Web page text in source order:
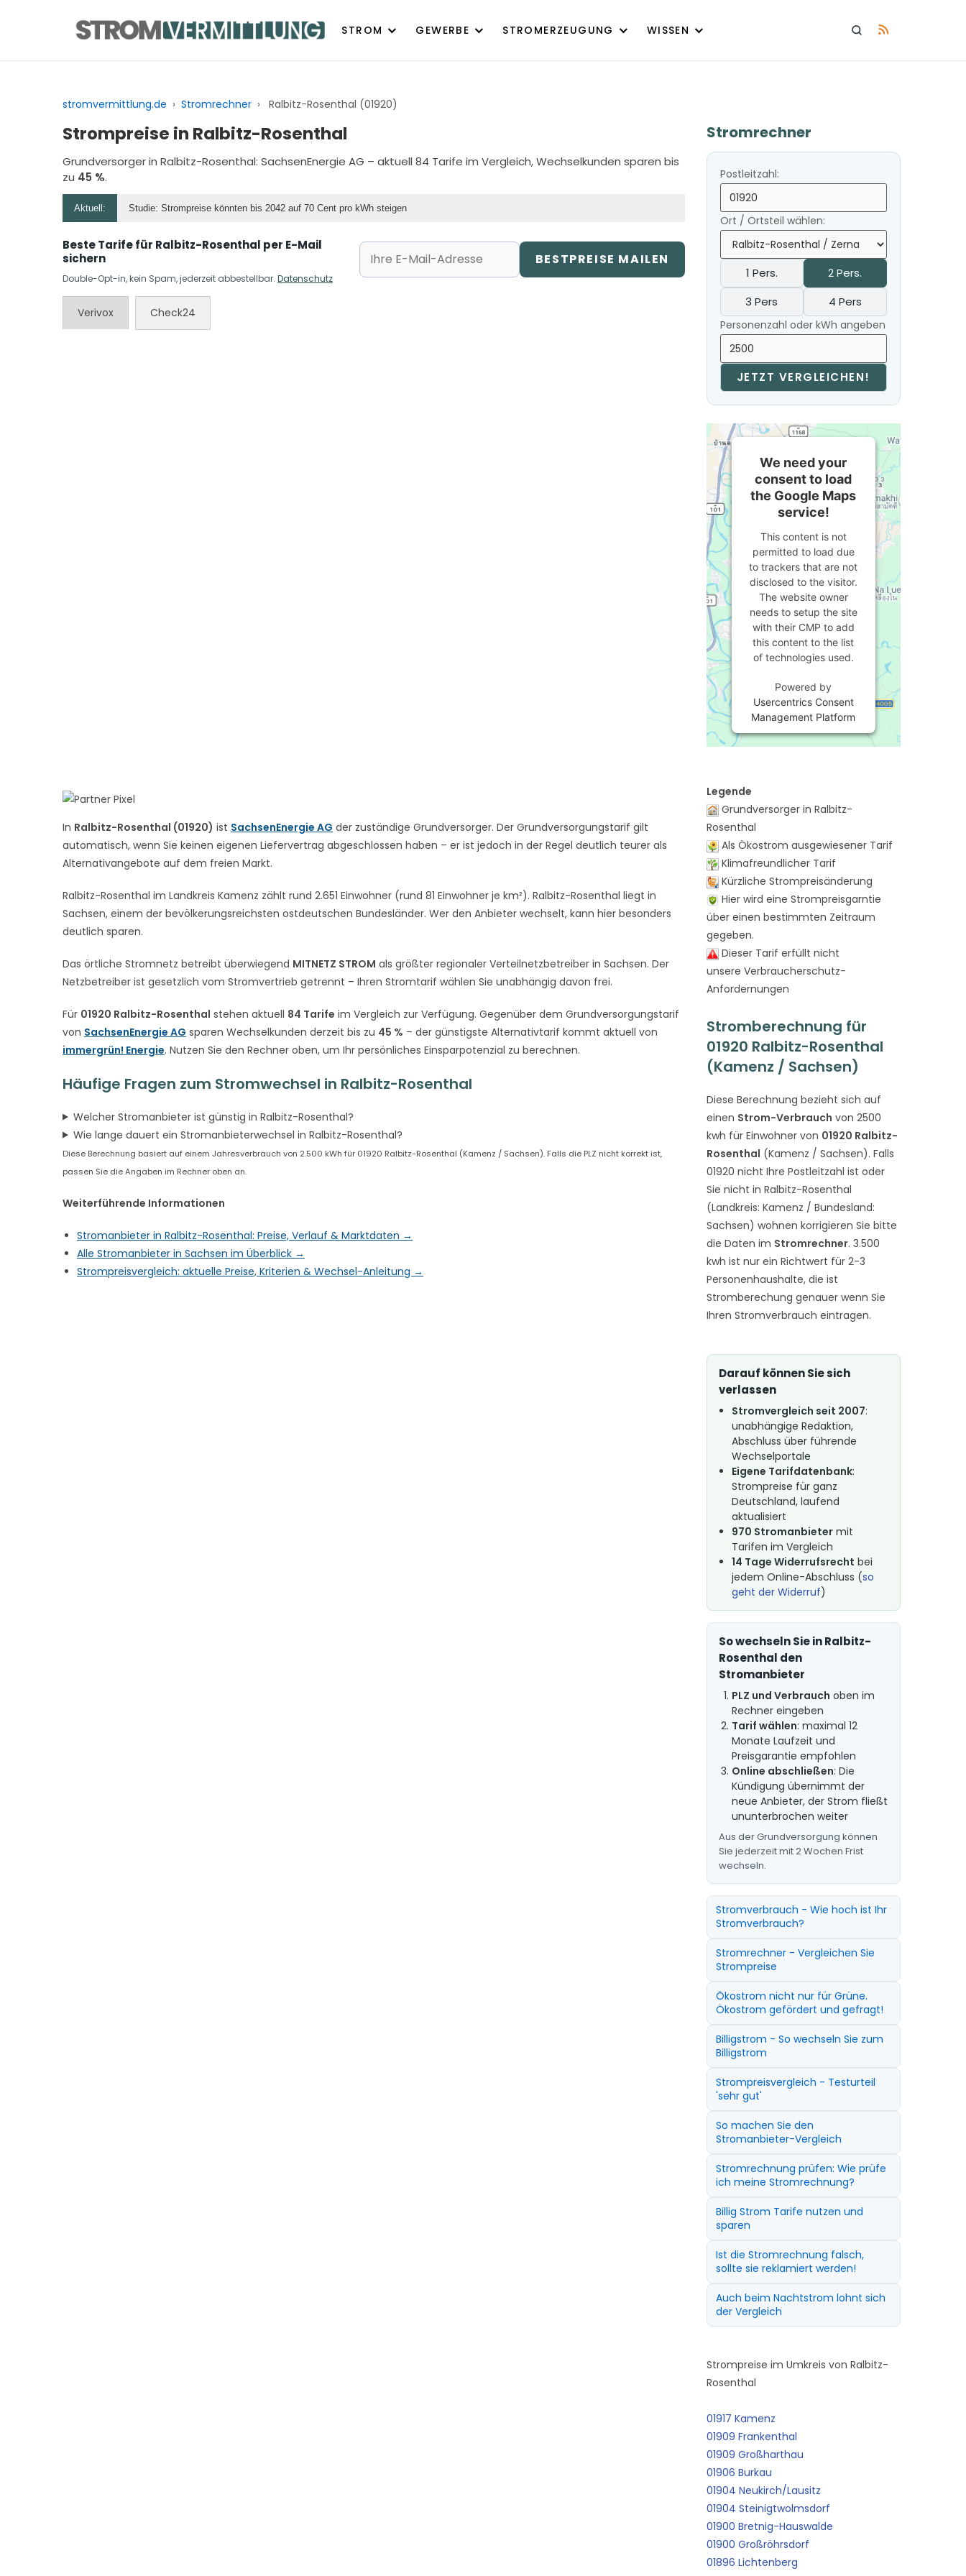
STROM GEWERBE STROMERZEUGUNG WISSEN
stromvermittlung.de › Stromrechner › Ralbitz-Rosenthal (01920)
Strompreise in Ralbitz-Rosenthal
Grundversorger in Ralbitz-Rosenthal: SachsenEnergie AG – aktuell 84 Tarife im Vergleich, Wechselkunden sparen bis
zu 45 %.
In Ralbitz-Rosenthal (01920) ist SachsenEnergie AG der zuständige Grundversorger. Der Grundversorgungstarif gilt
automatisch, wenn Sie keinen eigenen Liefervertrag abgeschlossen haben – er ist jedoch in der Regel deutlich teurer als
Alternativangebote auf dem freien Markt.
Ralbitz-Rosenthal im Landkreis Kamenz zählt rund 2.651 Einwohner (rund 81 Einwohner je km²). Ralbitz-Rosenthal liegt in
Sachsen, einem der bevölkerungsreichsten ostdeutschen Bundesländer. Wer den Anbieter wechselt, kann hier besonders
deutlich sparen.
Das örtliche Stromnetz betreibt überwiegend MITNETZ STROM als größter regionaler Verteilnetzbetreiber in Sachsen. Der
Netzbetreiber ist gesetzlich vom Stromvertrieb getrennt – Ihren Stromtarif wählen Sie unabhängig davon frei.
Für 01920 Ralbitz-Rosenthal stehen aktuell 84 Tarife im Vergleich zur Verfügung. Gegenüber dem Grundversorgungstarif
von SachsenEnergie AG sparen Wechselkunden derzeit bis zu 45 % – der günstigste Alternativtarif kommt aktuell von
immergrün! Energie. Nutzen Sie den Rechner oben, um Ihr persönliches Einsparpotenzial zu berechnen.
Häufige Fragen zum Stromwechsel in Ralbitz-Rosenthal
Welcher Stromanbieter ist günstig in Ralbitz-Rosenthal?
Wie lange dauert ein Stromanbieterwechsel in Ralbitz-Rosenthal?
Diese Berechnung basiert auf einem Jahresverbrauch von 2.500 kWh für 01920 Ralbitz-Rosenthal (Kamenz / Sachsen). Falls die PLZ nicht korrekt ist,
passen Sie die Angaben im Rechner oben an.
Weiterführende Informationen
Stromanbieter in Ralbitz-Rosenthal: Preise, Verlauf & Marktdaten →
Alle Stromanbieter in Sachsen im Überblick →
Strompreisvergleich: aktuelle Preise, Kriterien & Wechsel-Anleitung →
Aktuell: Studie: Strompreise könnten bis 2042 auf 70 Cent pro kWh steigen
Beste Tarife für Ralbitz-Rosenthal per E-Mail
sichern
Double-Opt-in, kein Spam, jederzeit abbestellbar. Datenschutz
BESTPREISE MAILEN
Verivox Check24
Stromrechner
Postleitzahl:
Ort / Ortsteil wählen:
1 Pers.
2 Pers.
3 Pers
4 Pers
Personenzahl oder kWh angeben
JETZT VERGLEICHEN!
We need your
consent to load
the Google Maps
service!
This content is not
permitted to load due
to trackers that are not
disclosed to the visitor.
The website owner
needs to setup the site
with their CMP to add
this content to the list
of technologies used.
Powered by
Usercentrics Consent
Management Platform
Legende
Grundversorger in Ralbitz-
Rosenthal
Als Ökostrom ausgewiesener Tarif
Klimafreundlicher Tarif
Kürzliche Strompreisänderung
Hier wird eine Strompreisgarntie
über einen bestimmten Zeitraum
gegeben.
Dieser Tarif erfüllt nicht
unsere Verbraucherschutz-
Anfordernungen
Stromberechnung für
01920 Ralbitz-Rosenthal
(Kamenz / Sachsen)
Diese Berechnung bezieht sich auf
einen Strom-Verbrauch von 2500
kwh für Einwohner von 01920 Ralbitz-
Rosenthal (Kamenz / Sachsen). Falls
01920 nicht Ihre Postleitzahl ist oder
Sie nicht in Ralbitz-Rosenthal
(Landkreis: Kamenz / Bundesland:
Sachsen) wohnen korrigieren Sie bitte
die Daten im Stromrechner. 3.500
kwh ist nur ein Richtwert für 2-3
Personenhaushalte, die ist
Stromberechung genauer wenn Sie
Ihren Stromverbrauch eintragen.
Darauf können Sie sich
verlassen
Stromvergleich seit 2007:
unabhängige Redaktion,
Abschluss über führende
Wechselportale
Eigene Tarifdatenbank:
Strompreise für ganz
Deutschland, laufend
aktualisiert
970 Stromanbietermit
Tarifen im Vergleich
14 Tage Widerrufsrecht bei
jedem Online-Abschluss (so
geht der Widerruf)
So wechseln Sie in Ralbitz-
Rosenthal den
Stromanbieter
PLZ und Verbrauch oben im
Rechner eingeben
Tarif wählen: maximal 12
Monate Laufzeit und
Preisgarantie empfohlen
Online abschließen: Die
Kündigung übernimmt der
neue Anbieter, der Strom fließt
ununterbrochen weiter
Aus der Grundversorgung können
Sie jederzeit mit 2 Wochen Frist
wechseln.
Stromverbrauch - Wie hoch ist Ihr
Stromverbrauch?
Stromrechner - Vergleichen Sie
Strompreise
Ökostrom nicht nur für Grüne.
Ökostrom gefördert und gefragt!
Billigstrom - So wechseln Sie zum
Billigstrom
Strompreisvergleich - Testurteil
'sehr gut'
So machen Sie den
Stromanbieter-Vergleich
Stromrechnung prüfen: Wie prüfe
ich meine Stromrechnung?
Billig Strom Tarife nutzen und
sparen
Ist die Stromrechnung falsch,
sollte sie reklamiert werden!
Auch beim Nachtstrom lohnt sich
der Vergleich
Strompreise im Umkreis von Ralbitz-
Rosenthal
01917 Kamenz
01909 Frankenthal
01909 Großharthau
01906 Burkau
01904 Neukirch/Lausitz
01904 Steinigtwolmsdorf
01900 Bretnig-Hauswalde
01900 Großröhrsdorf
01896 Lichtenberg